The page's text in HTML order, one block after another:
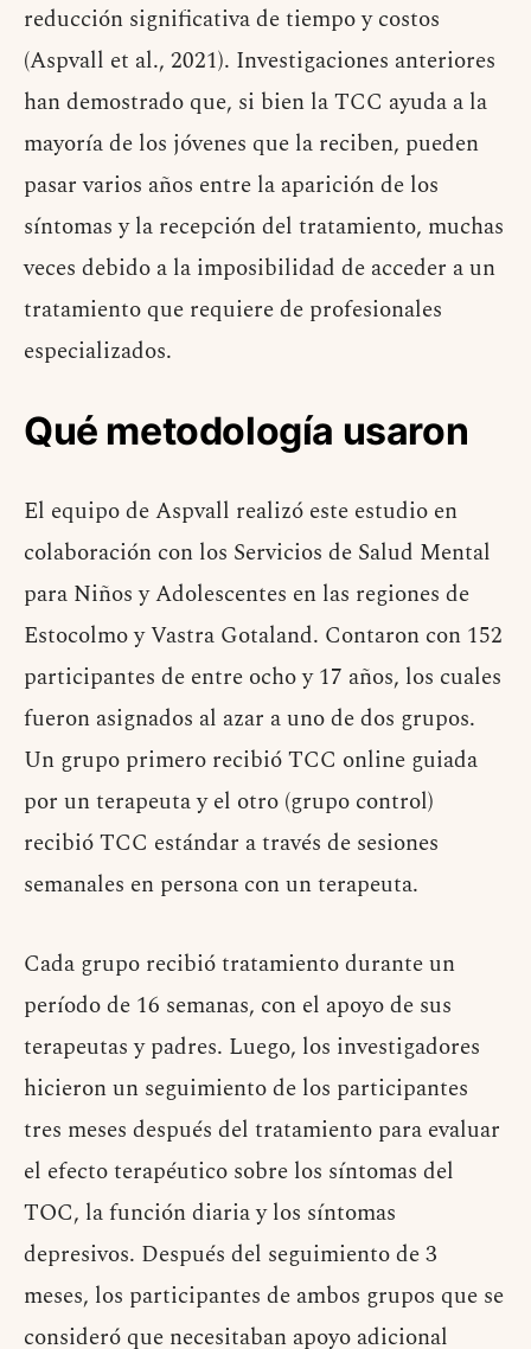
reducción significativa de tiempo y costos
(Aspvall et al., 2021). Investigaciones anteriores
han demostrado que, si bien la TCC ayuda a la
mayoría de los jóvenes que la reciben, pueden
pasar varios años entre la aparición de los
síntomas y la recepción del tratamiento, muchas
veces debido a la imposibilidad de acceder a un
tratamiento que requiere de profesionales
especializados.
Qué metodología usaron
El equipo de Aspvall realizó este estudio en
colaboración con los Servicios de Salud Mental
para Niños y Adolescentes en las regiones de
Estocolmo y Vastra Gotaland. Contaron con 152
participantes de entre ocho y 17 años, los cuales
fueron asignados al azar a uno de dos grupos.
Un grupo primero recibió TCC online guiada
por un terapeuta y el otro (grupo control)
recibió TCC estándar a través de sesiones
semanales en persona con un terapeuta.
Cada grupo recibió tratamiento durante un
período de 16 semanas, con el apoyo de sus
terapeutas y padres. Luego, los investigadores
hicieron un seguimiento de los participantes
tres meses después del tratamiento para evaluar
el efecto terapéutico sobre los síntomas del
TOC, la función diaria y los síntomas
depresivos. Después del seguimiento de 3
meses, los participantes de ambos grupos que se
consideró que necesitaban apoyo adicional